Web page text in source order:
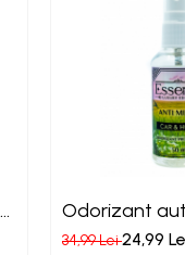
Odorizant
Essenza Anti
34,99 Lei24,99